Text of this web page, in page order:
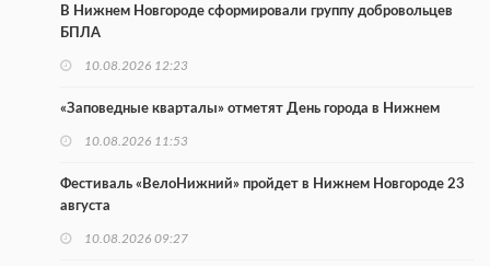
В Нижнем Новгороде сформировали группу добровольцев
БПЛА
10.08.2026 12:23
«Заповедные кварталы» отметят День города в Нижнем
10.08.2026 11:53
Фестиваль «ВелоНижний» пройдет в Нижнем Новгороде 23
августа
10.08.2026 09:27